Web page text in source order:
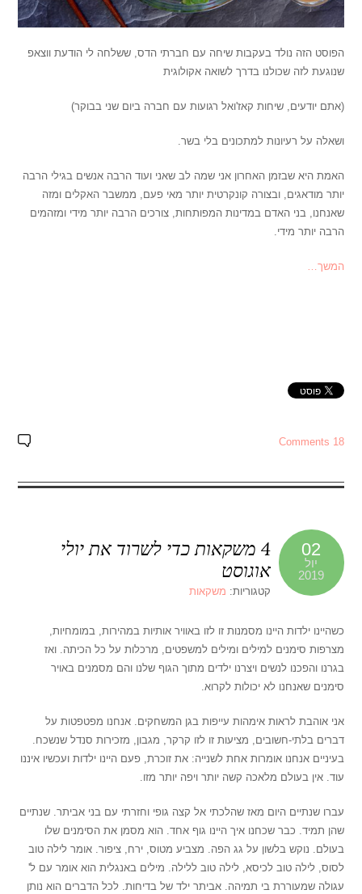
הפוסט הזה נולד בעקבות שיחה עם חברתי הדס, ששלחה לי הודעת ווצאפ
שנוגעת לזה שכולנו בדרך לשואה אקולוגית
(אתם יודעים, שיחות קאז'ואל רגועות עם חברה ביום שני בבוקר)
ושאלה על רעיונות למתכונים בלי בשר.
האמת היא שבזמן האחרון אני שמה לב שאני ועוד הרבה אנשים בגילי הרבה
יותר מודאגים, ובצורה קונקרטית יותר מאי פעם, ממשבר האקלים ומזה
שאנחנו, בני האדם במדינות המפותחות, צורכים הרבה יותר מידי ומזהמים
הרבה יותר מידי.
המשך…
18 Comments
02
יול
2019
4 משקאות כדי לשרוד את יולי
אוגוסט
קטגוריות: משקאות
כשהיינו ילדות היינו מסמנות זו לזו באוויר אותיות במהירות, במומחיות,
מצרפות סימנים למילים ומילים למשפטים, מרכלות על כל הכיתה. ואז
בגרנו והפכנו לנשים ויצרנו ילדים מתוך הגוף שלנו והם מסמנים באויר
סימנים שאנחנו לא יכולות לקרוא.
אני אוהבת לראות אימהות עייפות בגן המשחקים. אנחנו מפטפטות על
דברים בלתי-חשובים, מציעות זו לזו קרקר, מגבון, מזכירות סנדל שנשכח.
בעיניים אנחנו אומרות אחת לשנייה: את זוכרת, פעם היינו ילדות ועכשיו איננו
עוד. אין בעולם מלאכה קשה יותר ויפה יותר מזו.
עברו שנתיים היום מאז שהלכתי אל קצה גופי וחזרתי עם בני אביתר. שנתיים
שהן תמיד. כבר שכחנו איך היינו גוף אחד. הוא מסמן את הסימנים שלו
בעולם. נוקש בלשון על גג הפה. מצביע מטוס, ירח, ציפור. אומר לילה טוב
לסוס, לילה טוב לכיסא, לילה טוב ללילה. מילים באנגלית הוא אומר עם ל'
עגולה שמעוררת בי תמיהה. אביתר ילד של בדיחות. לכל הדברים הוא נותן